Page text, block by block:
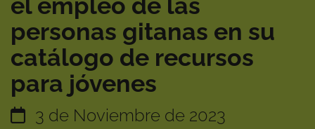
el empleo de las
personas gitanas en su
catálogo de recursos
para jóvenes
3 de Noviembre de 2023